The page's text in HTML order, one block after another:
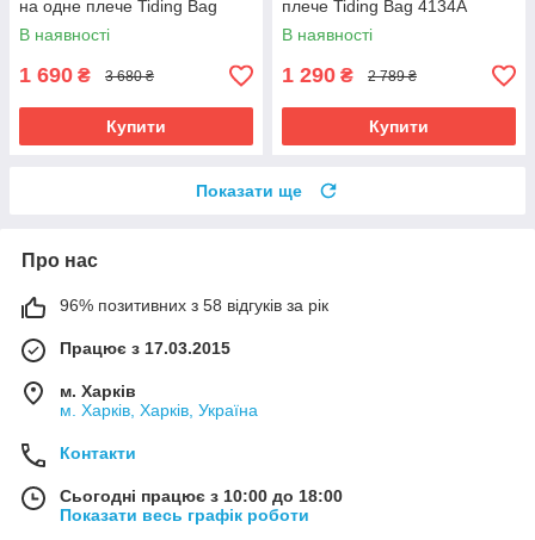
на одне плече Tiding Bag
M1254A чорна
В наявності
1 690 ₴ 3 680 ₴
Купити
плече Tiding Bag 4134A
чорна
В наявності
1 290 ₴ 2 789 ₴
Купити
Показати ще
Про нас
96% позитивних з 58 відгуків за рік
Працює з 17.03.2015
м. Харків
м. Харків, Харків, Україна
Контакти
Сьогодні працює з 10:00 до 18:00
Показати весь графік роботи